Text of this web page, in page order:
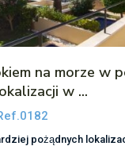
na morze w
w ...
pożądnych